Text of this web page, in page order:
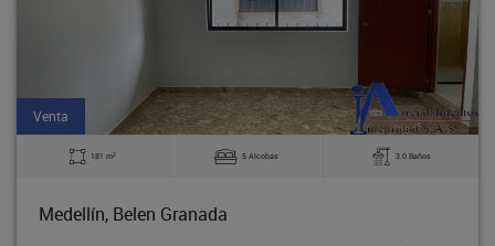
Venta
181 m2 5 Alcobas 3.0 Baños
Medellín, Belen Granada